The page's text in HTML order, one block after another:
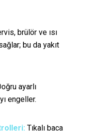
brülör ve ısı
bu da yakıt
ayarlı
engeller.
Tıkalı baca